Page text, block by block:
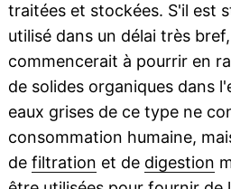
traitées et stockées. S'il est
utilisé dans un délai très
commencerait à pourrir en
de solides organiques dans
eaux grises de ce type ne
consommation humaine,
de filtration et de digestion